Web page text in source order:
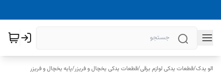
الو یدک/قطعات یدکی لوازم برقی/قطعات یدکی یخچال و فریزر/پایه یخچال و فریزر